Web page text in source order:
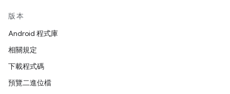
版本
Android 程式庫
相關規定
下載程式碼
預覽二進位檔